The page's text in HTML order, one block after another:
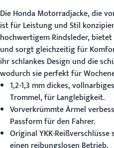
DieHonda Motorradjacke, die
ist für Leistung und Stil
hochwertigem Rindsleder,
und sorgt gleichzeitig für
ihr schlankes Design und die
wodurch sie perfekt für
1,2-1,3 mm dickes,
Trommel, für Langlebigkeit.
Vorverkrümmte Ärmel
Passform für den Fahrer.
Original YKK-